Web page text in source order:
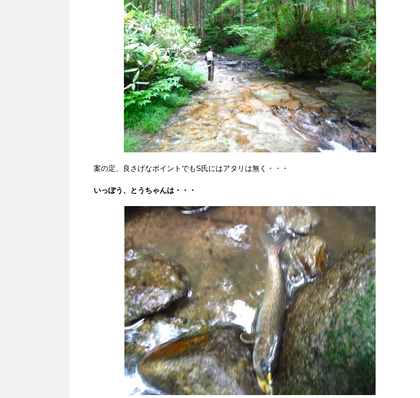
案の定、良さげなポイントでもS氏にはアタリは無く・・・
いっぽう、とうちゃんは・・・